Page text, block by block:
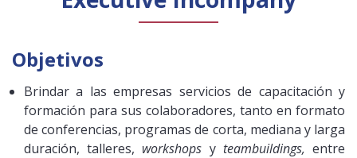
Objetivos
Brindar a las empresas servicios de capacitación y
formación para sus colaboradores, tanto en formato
de conferencias, programas de corta, mediana y larga
duración, talleres, workshops y teambuildings, entre